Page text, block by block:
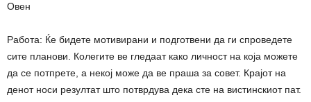
Овен
Работа: Ќе бидете мотивирани и подготвени да ги спроведете
сите планови. Колегите ве гледаат како личност на која можете
да се потпрете, а некој може да ве праша за совет. Крајот на
денот носи резултат што потврдува дека сте на вистинскиот пат.